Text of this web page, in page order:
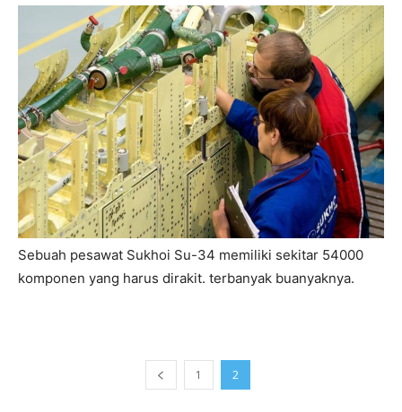
Sebuah pesawat Sukhoi Su-34 memiliki sekitar 54000
komponen yang harus dirakit. terbanyak buanyaknya.
1 2